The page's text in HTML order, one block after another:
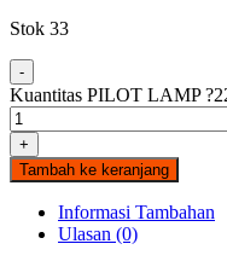
Stok 33
-
Kuantitas PILOT LAMP
+
Tambah ke keranjang
Informasi Tambahan
Ulasan (0)